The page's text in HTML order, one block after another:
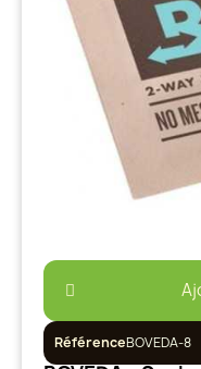
RéférenceBOVEDA-8